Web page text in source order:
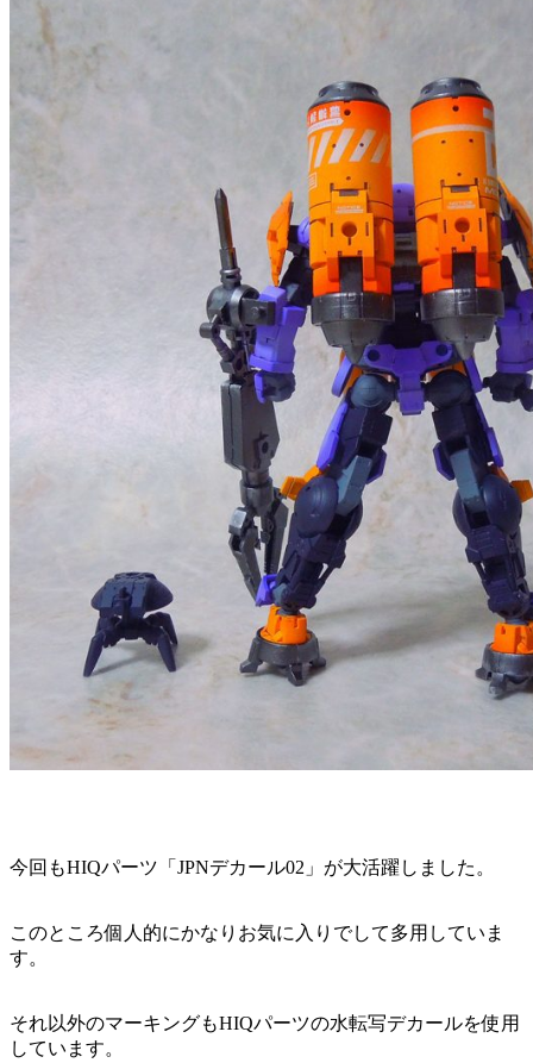
今回もHIQパーツ「JPNデカール02」が大活躍しました。
このところ個人的にかなりお気に入りでして多用していま
す。
それ以外のマーキングもHIQパーツの水転写デカールを使用
しています。